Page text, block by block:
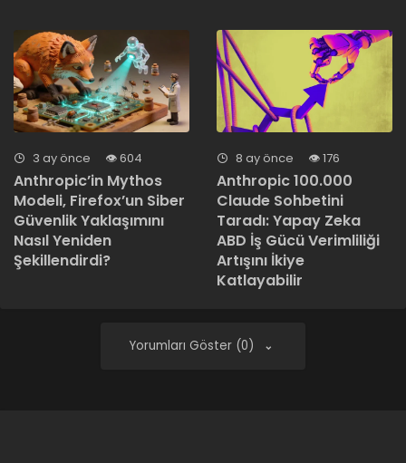
3 ay önce 604
Anthropic’in Mythos
Modeli, Firefox’un Siber
Güvenlik Yaklaşımını
Nasıl Yeniden
Şekillendirdi?
8 ay önce 176
Anthropic 100.000
Claude Sohbetini
Taradı: Yapay Zeka
ABD İş Gücü Verimliliği
Artışını İkiye
Katlayabilir
Yorumları Göster (0)